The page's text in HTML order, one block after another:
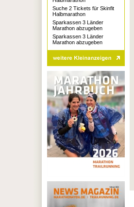
Suche 2 Tickets für Skinfit
Halbmarathon
Sparkassen 3 Länder
Marathon abzugeben
Sparkassen 3 Länder
Marathon abzugeben